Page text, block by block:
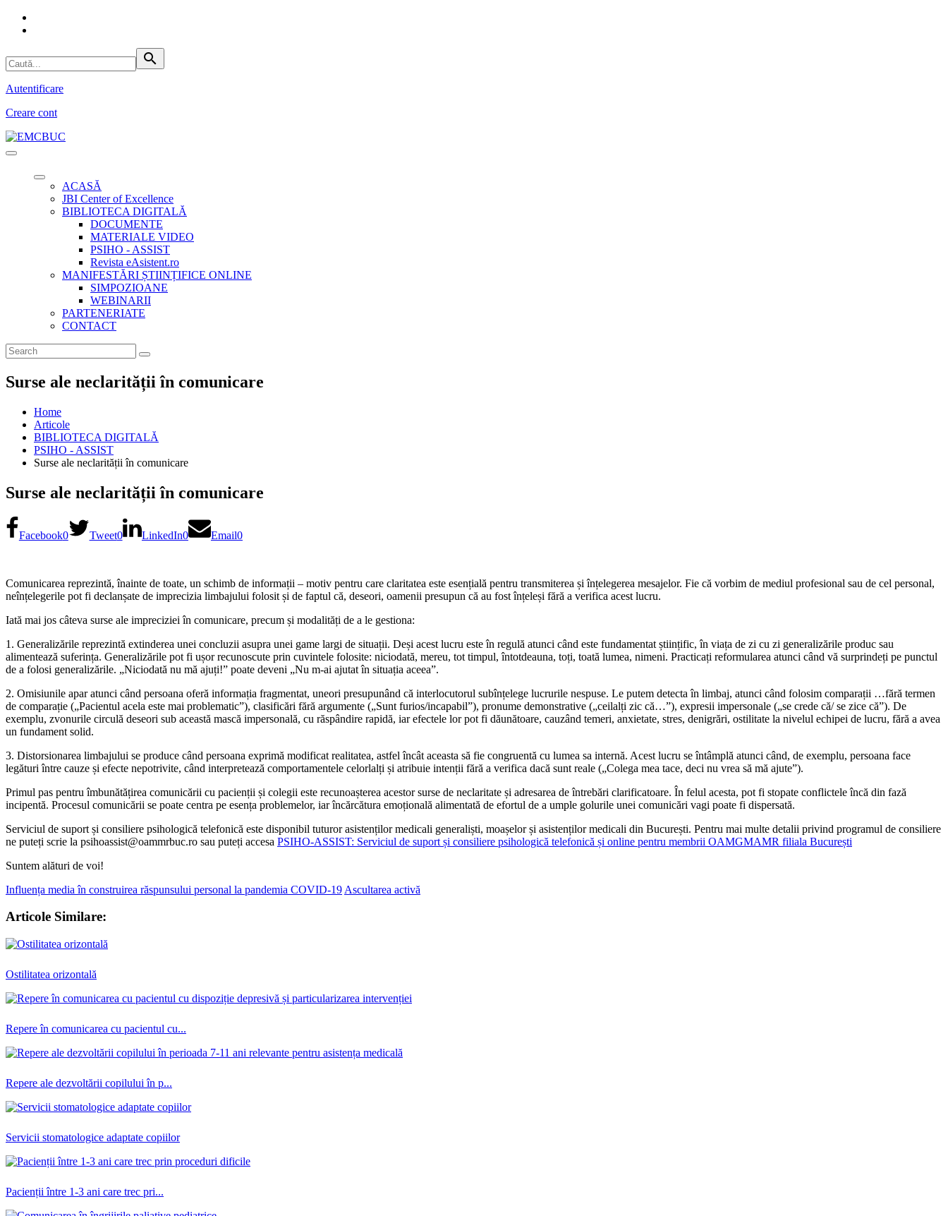
search
Autentificare
Creare cont
ACASĂ
JBI Center of Excellence
BIBLIOTECA DIGITALĂ
DOCUMENTE
MATERIALE VIDEO
PSIHO - ASSIST
Revista eAsistent.ro
MANIFESTĂRI ȘTIINȚIFICE ONLINE
SIMPOZIOANE
WEBINARII
PARTENERIATE
CONTACT
Surse ale neclarității în comunicare
Home
Articole
BIBLIOTECA DIGITALĂ
PSIHO - ASSIST
Surse ale neclarității în comunicare
Surse ale neclarității în comunicare
Facebook0 Tweet0 LinkedIn0 Email0
Comunicarea reprezintă, înainte de toate, un schimb de informații – motiv pentru care claritatea este esențială pentru transmiterea și înțelegerea mesajelor. Fie că vorbim de mediul profesional sau de cel personal,
neînțelegerile pot fi declanșate de imprecizia limbajului folosit și de faptul că, deseori, oamenii presupun că au fost înțeleși fără a verifica acest lucru.
Iată mai jos câteva surse ale impreciziei în comunicare, precum și modalități de a le gestiona:
1. Generalizările reprezintă extinderea unei concluzii asupra unei game largi de situații. Deși acest lucru este în regulă atunci când este fundamentat științific, în viața de zi cu zi generalizările produc sau
alimentează suferința. Generalizările pot fi ușor recunoscute prin cuvintele folosite: niciodată, mereu, tot timpul, întotdeauna, toți, toată lumea, nimeni. Practicați reformularea atunci când vă surprindeți pe punctul
de a folosi generalizările. „Niciodată nu mă ajuți!” poate deveni „Nu m-ai ajutat în situația aceea”.
2. Omisiunile apar atunci când persoana oferă informația fragmentat, uneori presupunând că interlocutorul subînțelege lucrurile nespuse. Le putem detecta în limbaj, atunci când folosim comparații …fără termen
de comparație („Pacientul acela este mai problematic”), clasificări fără argumente („Sunt furios/incapabil”), pronume demonstrative („ceilalți zic că…”), expresii impersonale („se crede că/ se zice că”). De
exemplu, zvonurile circulă deseori sub această mască impersonală, cu răspândire rapidă, iar efectele lor pot fi dăunătoare, cauzând temeri, anxietate, stres, denigrări, ostilitate la nivelul echipei de lucru, fără a avea
un fundament solid.
3. Distorsionarea limbajului se produce când persoana exprimă modificat realitatea, astfel încât aceasta să fie congruentă cu lumea sa internă. Acest lucru se întâmplă atunci când, de exemplu, persoana face
legături între cauze și efecte nepotrivite, când interpretează comportamentele celorlalți și atribuie intenții fără a verifica dacă sunt reale („Colega mea tace, deci nu vrea să mă ajute”).
Primul pas pentru îmbunătățirea comunicării cu pacienții și colegii este recunoașterea acestor surse de neclaritate și adresarea de întrebări clarificatoare. În felul acesta, pot fi stopate conflictele încă din fază
incipentă. Procesul comunicării se poate centra pe esența problemelor, iar încărcătura emoțională alimentată de efortul de a umple golurile unei comunicări vagi poate fi dispersată.
Serviciul de suport și consiliere psihologică telefonică este disponibil tuturor asistenților medicali generaliști, moașelor și asistenților medicali din București. Pentru mai multe detalii privind programul de consiliere
ne puteți scrie la psihoassist@oammrbuc.ro sau puteți accesa PSIHO-ASSIST: Serviciul de suport și consiliere psihologică telefonică și online pentru membrii OAMGMAMR filiala București
Suntem alături de voi!
Influența media în construirea răspunsului personal la pandemia COVID-19 Ascultarea activă
Articole Similare:
Ostilitatea orizontală
Repere în comunicarea cu pacientul cu...
Repere ale dezvoltării copilului în p...
Servicii stomatologice adaptate copiilor
Pacienții între 1-3 ani care trec pri...